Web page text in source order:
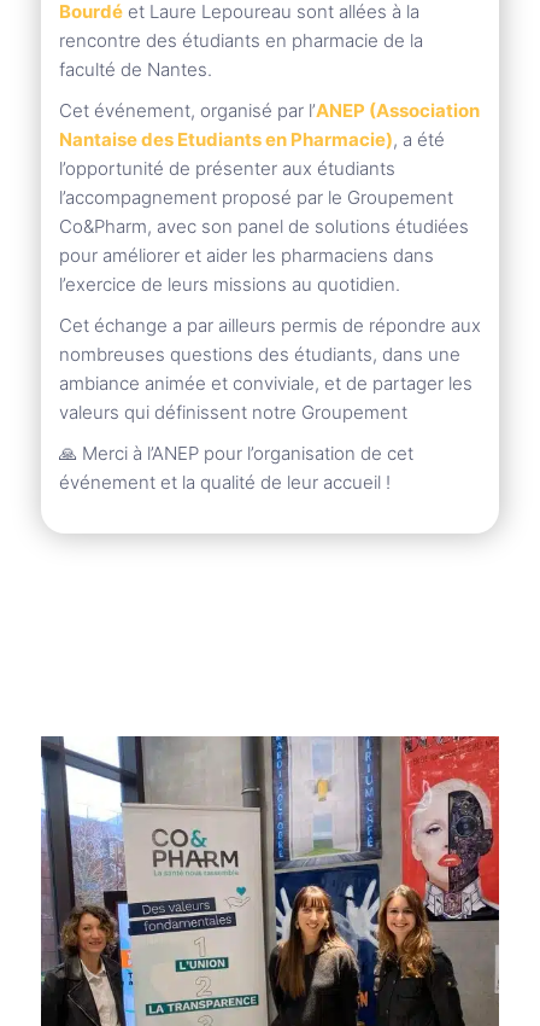
Bourdéet Laure Lepoureau sont allées à la
rencontre des étudiants en pharmacie de la
faculté de Nantes.
Cet événement, organisé par l’ANEP (Association
Nantaise des Etudiants en Pharmacie), a été
l’opportunité de présenter aux étudiants
l’accompagnement proposé par le Groupement
Co&Pharm, avec son panel de solutions étudiées
pour améliorer et aider les pharmaciens dans
l’exercice de leurs missions au quotidien.
Cet échange a par ailleurs permis de répondre aux
nombreuses questions des étudiants, dans une
ambiance animée et conviviale, et de partager les
valeurs qui définissent notre Groupement
🙏 Merci à l’ANEP pour l’organisation de cet
événement et la qualité de leur accueil !